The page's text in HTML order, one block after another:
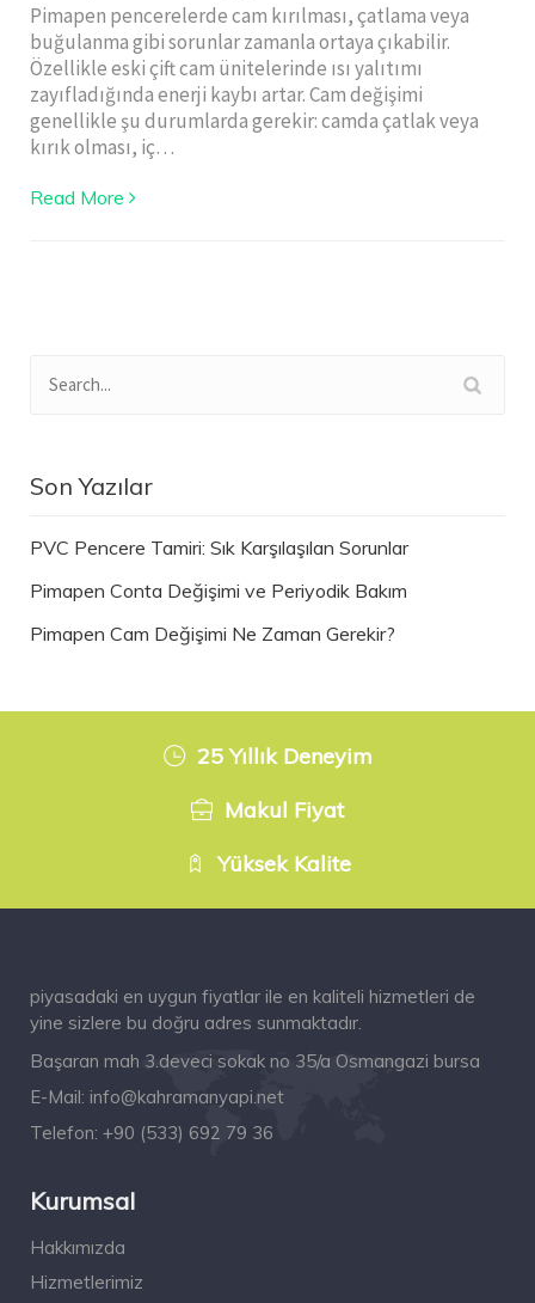
Pimapen pencerelerde cam kırılması, çatlama veya
buğulanma gibi sorunlar zamanla ortaya çıkabilir.
Özellikle eski çift cam ünitelerinde ısı yalıtımı
zayıfladığında enerji kaybı artar. Cam değişimi
genellikle şu durumlarda gerekir: camda çatlak veya
kırık olması, iç…
Read More
Son Yazılar
PVC Pencere Tamiri: Sık Karşılaşılan Sorunlar
Pimapen Conta Değişimi ve Periyodik Bakım
Pimapen Cam Değişimi Ne Zaman Gerekir?
25 Yıllık Deneyim
Makul Fiyat
Yüksek Kalite
piyasadaki en uygun fiyatlar ile en kaliteli hizmetleri de
yine sizlere bu doğru adres sunmaktadır.
Başaran mah 3.deveci sokak no 35/a Osmangazi bursa
E-Mail: info@kahramanyapi.net
Telefon: +90 (533) 692 79 36
Kurumsal
Hakkımızda
Hizmetlerimiz